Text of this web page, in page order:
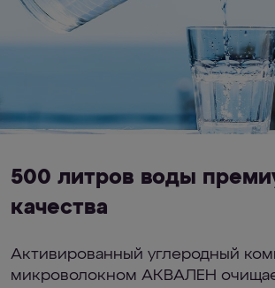
500 литров воды
качества
Активированный углеродный
микроволокном АКВАЛЕН